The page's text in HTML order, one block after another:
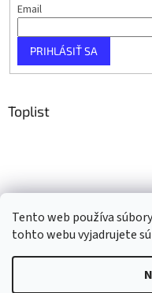
Tento web používa
tohto webu vyjadrujete
Email
PRIHLÁSIŤ SA
Toplist